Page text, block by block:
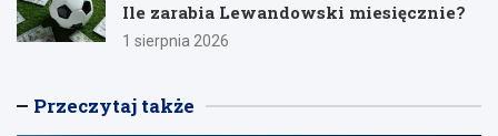
Ile zarabia Lewandowski miesięcznie?
1 sierpnia 2026
Przeczytaj także